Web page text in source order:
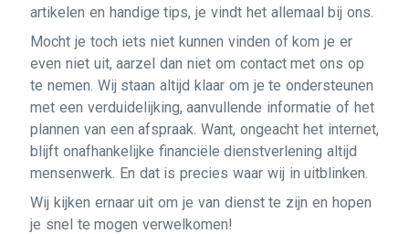
artikelen en handige tips, je vindt het allemaal bij ons.
Mocht je toch iets niet kunnen vinden of kom je er
even niet uit, aarzel dan niet om contact met ons op
te nemen. Wij staan altijd klaar om je te ondersteunen
met een verduidelijking, aanvullende informatie of het
plannen van een afspraak. Want, ongeacht het internet,
blijft onafhankelijke financiële dienstverlening altijd
mensenwerk. En dat is precies waar wij in uitblinken.
Wij kijken ernaar uit om je van dienst te zijn en hopen
je snel te mogen verwelkomen!